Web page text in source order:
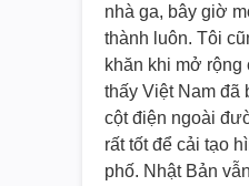
nhà ga, bây giờ
thành luôn. Tôi
khăn khi mở rộng
thấy Việt Nam đã
cột điện ngoài
rất tốt để cải tạo
phố. Nhật Bản